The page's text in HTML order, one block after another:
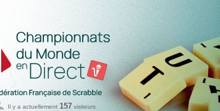
Il y a actuellement 157 visiteurs